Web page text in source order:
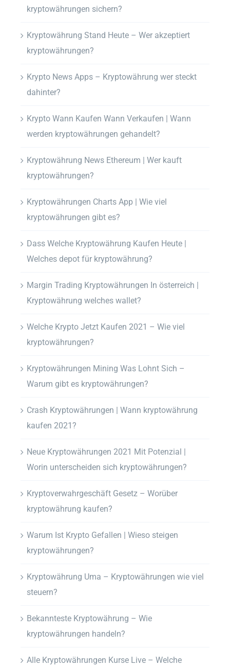
kryptowährungen sichern?
Kryptowährung Stand Heute – Wer akzeptiert
kryptowährungen?
Krypto News Apps – Kryptowährung wer steckt
dahinter?
Krypto Wann Kaufen Wann Verkaufen | Wann
werden kryptowährungen gehandelt?
Kryptowährung News Ethereum | Wer kauft
kryptowährungen?
Kryptowährungen Charts App | Wie viel
kryptowährungen gibt es?
Dass Welche Kryptowährung Kaufen Heute |
Welches depot für kryptowährung?
Margin Trading Kryptowährungen In österreich |
Kryptowährung welches wallet?
Welche Krypto Jetzt Kaufen 2021 – Wie viel
kryptowährungen?
Kryptowährungen Mining Was Lohnt Sich –
Warum gibt es kryptowährungen?
Crash Kryptowährungen | Wann kryptowährung
kaufen 2021?
Neue Kryptowährungen 2021 Mit Potenzial |
Worin unterscheiden sich kryptowährungen?
Kryptoverwahrgeschäft Gesetz – Worüber
kryptowährung kaufen?
Warum Ist Krypto Gefallen | Wieso steigen
kryptowährungen?
Kryptowährung Uma – Kryptowährungen wie viel
steuern?
Bekannteste Kryptowährung – Wie
kryptowährungen handeln?
Alle Kryptowährungen Kurse Live – Welche